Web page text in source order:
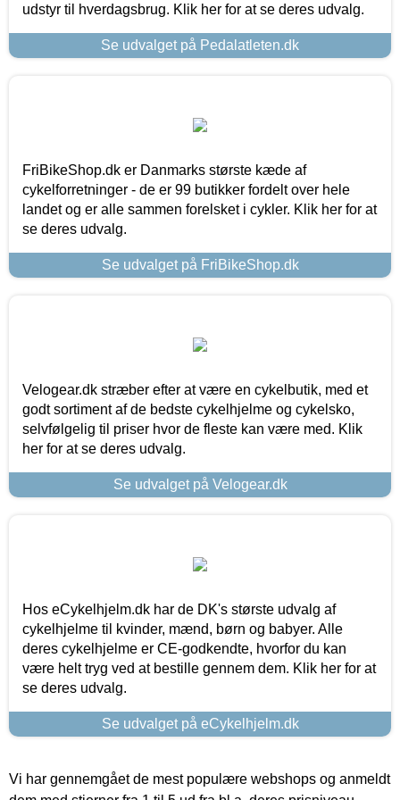
udstyr til hverdagsbrug. Klik her for at se deres udvalg.
Se udvalget på Pedalatleten.dk
FriBikeShop.dk er Danmarks største kæde af
cykelforretninger - de er 99 butikker fordelt over hele
landet og er alle sammen forelsket i cykler. Klik her for at
se deres udvalg.
Se udvalget på FriBikeShop.dk
Velogear.dk stræber efter at være en cykelbutik, med et
godt sortiment af de bedste cykelhjelme og cykelsko,
selvfølgelig til priser hvor de fleste kan være med. Klik
her for at se deres udvalg.
Se udvalget på Velogear.dk
Hos eCykelhjelm.dk har de DK's største udvalg af
cykelhjelme til kvinder, mænd, børn og babyer. Alle
deres cykelhjelme er CE-godkendte, hvorfor du kan
være helt tryg ved at bestille gennem dem. Klik her for at
se deres udvalg.
Se udvalget på eCykelhjelm.dk
Vi har gennemgået de mest populære webshops og anmeldt